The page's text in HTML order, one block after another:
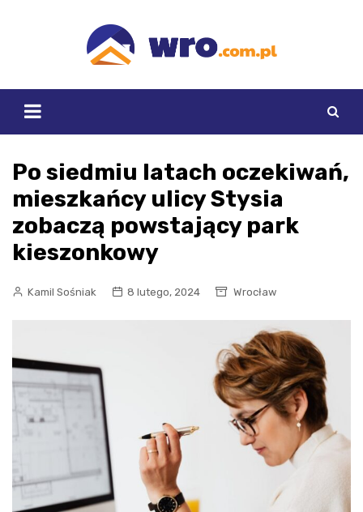
Po siedmiu latach oczekiwań,
mieszkańcy ulicy Stysia
zobaczą powstający park
kieszonkowy
Kamil Sośniak 8 lutego, 2024 Wrocław